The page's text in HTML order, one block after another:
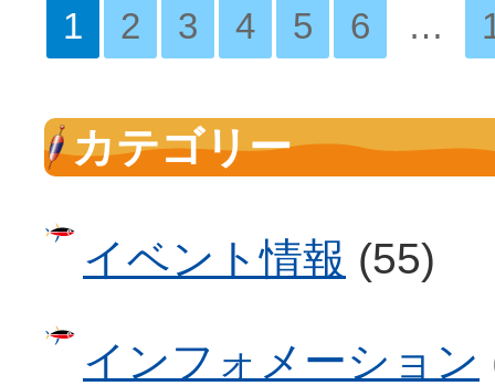
1
2 3 4 5 6 …
カテゴリー
イベント情報 (55)
インフォメーション